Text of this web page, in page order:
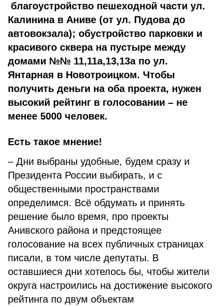
благоустройство пешеходной части ул.
Калинина в Аниве (от ул. Пудова до
автовокзала); обустройство парковки и
красивого сквера на пустыре между
домами №№ 11,11а,13,13а по ул.
Янтарная в Новотроицком. Чтобы
получить деньги на оба проекта, нужен
высокий рейтинг в голосовании – не
менее 5000 человек.
Есть такое мнение!
– Дни выбраны удобные, будем сразу и
Президента России выбирать, и с
общественными пространствами
определимся. Всё обдумать и принять
решение было время, про проекты
Анивского района и предстоящее
голосование на всех публичных страницах
писали, в том числе депутаты. В
оставшиеся дни хотелось бы, чтобы жители
округа настроились на достижение высокого
рейтинга по двум объектам